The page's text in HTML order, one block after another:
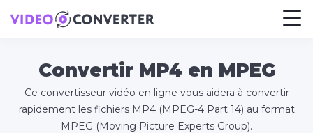
Convertir MP4 en MPEG
Ce convertisseur vidéo en ligne vous aidera à convertir
rapidement les fichiers MP4 (MPEG-4 Part 14) au format
MPEG (Moving Picture Experts Group).